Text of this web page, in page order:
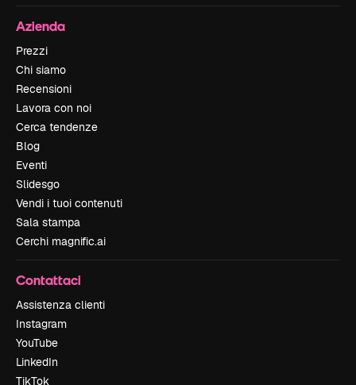
Azienda
Prezzi
Chi siamo
Recensioni
Lavora con noi
Cerca tendenze
Blog
Eventi
Slidesgo
Vendi i tuoi contenuti
Sala stampa
Cerchi magnific.ai
Contattaci
Assistenza clienti
Instagram
YouTube
LinkedIn
TikTok